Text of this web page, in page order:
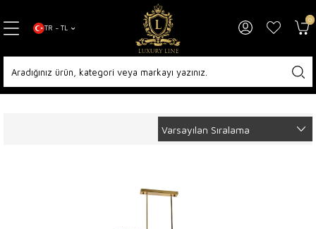
TR − TL
0